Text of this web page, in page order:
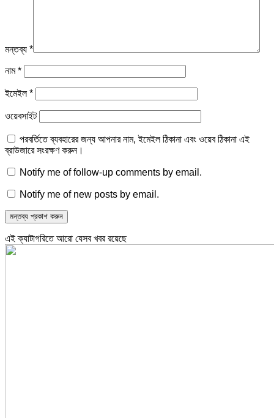
মন্তব্য *
নাম*
ইমেইল*
ওয়েবসাইট
পরবর্তিতে ব্যবহারের জন্য আপনার নাম, ইমেইল ঠিকানা এবং ওয়েব ঠিকানা এই
ব্রাউজারে সংরক্ষণ করুন।
Notify me of follow-up comments by email.
Notify me of new posts by email.
এই ক্যাটাগরিতে আরো যেসব খবর রয়েছে